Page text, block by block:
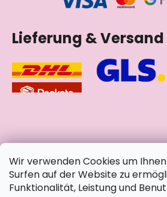
Wir verwenden Cookies um
Surfen auf der Website zu
Funktionalität, Leistung und
Lieferung & Versand
soziale Netzwerke